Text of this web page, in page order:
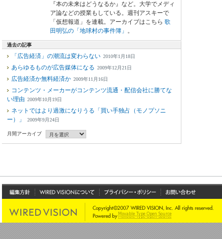
『本の未来はどうなるか』など。大学でメディ
ア論などの授業もしている。週刊アスキーで
「仮想報道」を連載。アーカイブはこちら 歌
田明弘の「地球村の事件簿」 。
過去の記事
「広告経済」の潮流は変わらない 2010年1月18日
あらゆるものが広告媒体になる 2009年12月21日
広告経済か無料経済か 2009年11月16日
コンテンツ・メーカーがコンテンツ流通・配信会社に勝てな
い理由 2009年10月19日
ネットではより過激になりうる「買い手独占（モノプソニ
ー）」
2009年9月24日
月間アーカイブ